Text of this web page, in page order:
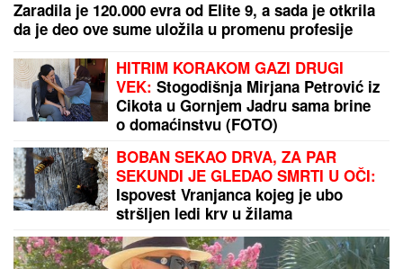
Mladunče slona ukralo metlu od čuvara, pa pokušalo
da je sakrije: Mama je odmah reagovala - hit video
nasmejao ljude na mrežama